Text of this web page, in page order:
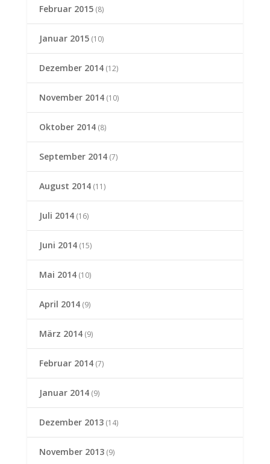
Februar 2015(8)
Januar 2015(10)
Dezember 2014(12)
November 2014(10)
Oktober 2014(8)
September 2014(7)
August 2014(11)
Juli 2014(16)
Juni 2014(15)
Mai 2014(10)
April 2014(9)
März 2014(9)
Februar 2014(7)
Januar 2014(9)
Dezember 2013(14)
November 2013(9)